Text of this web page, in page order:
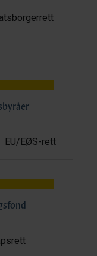
EU/EØS-rett